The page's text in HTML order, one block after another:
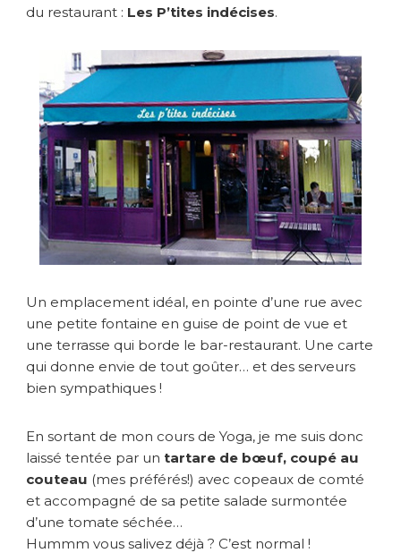
du restaurant : Les P’tites indécises.
Un emplacement idéal, en pointe d’une rue avec
une petite fontaine en guise de point de vue et
une terrasse qui borde le bar-restaurant. Une carte
qui donne envie de tout goûter… et des serveurs
bien sympathiques !
En sortant de mon cours de Yoga, je me suis donc
laissé tentée par un tartare de bœuf, coupé au
couteau (mes préférés!) avec copeaux de comté
et accompagné de sa petite salade surmontée
d’une tomate séchée…
Hummm vous salivez déjà ? C’est normal !